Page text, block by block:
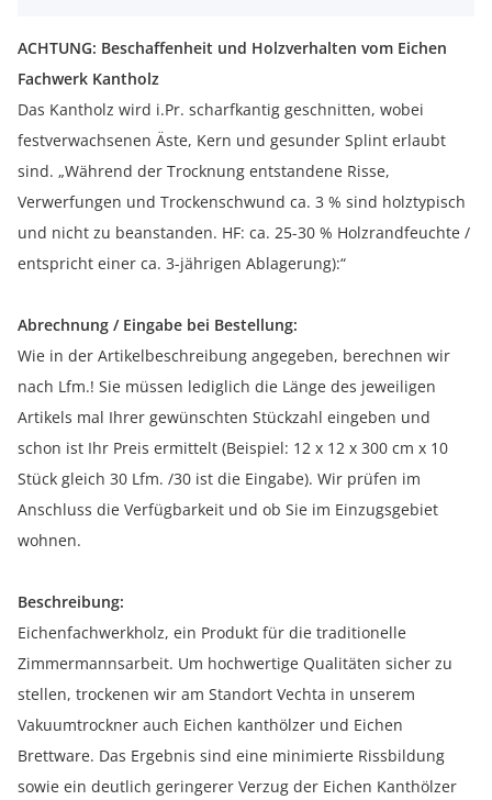
ACHTUNG: Beschaffenheit und Holzverhalten vom Eichen
Fachwerk Kantholz
Das Kantholz wird i.Pr. scharfkantig geschnitten, wobei
festverwachsenen Äste, Kern und gesunder Splint erlaubt
sind. „Während der Trocknung entstandene Risse,
Verwerfungen und Trockenschwund ca. 3 % sind holztypisch
und nicht zu beanstanden. HF: ca. 25-30 % Holzrandfeuchte /
entspricht einer ca. 3-jährigen Ablagerung):“
Abrechnung / Eingabe bei Bestellung:
Wie in der Artikelbeschreibung angegeben, berechnen wir
nach Lfm.! Sie müssen lediglich die Länge des jeweiligen
Artikels mal Ihrer gewünschten Stückzahl eingeben und
schon ist Ihr Preis ermittelt (Beispiel: 12 x 12 x 300 cm x 10
Stück gleich 30 Lfm. /30 ist die Eingabe). Wir prüfen im
Anschluss die Verfügbarkeit und ob Sie im Einzugsgebiet
wohnen.
Beschreibung:
Eichenfachwerkholz, ein Produkt für die traditionelle
Zimmermannsarbeit. Um hochwertige Qualitäten sicher zu
stellen, trockenen wir am Standort Vechta in unserem
Vakuumtrockner auch Eichen kanthölzer und Eichen
Brettware. Das Ergebnis sind eine minimierte Rissbildung
sowie ein deutlich geringerer Verzug der Eichen Kanthölzer